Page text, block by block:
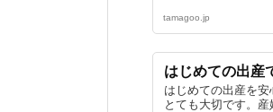
tamagoo.jp
はじめての出産
はじめての出産を
とても大切です。